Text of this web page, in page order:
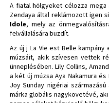
A fiatal hölgyeket célozza
Zendaya által reklámozott igen
Idole, mely az
felvállalására buzdít.
Az új j La Vie est Belle
múzsáit, akik szívesen vettek
ünneplésében. Lily Collins,
a két új múzsa Aya Nakamura
Joy Sunday nigériai
márka globális nagykövetévé,